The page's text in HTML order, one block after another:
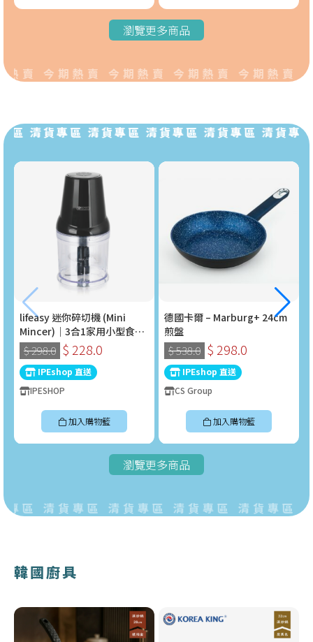
瀏覽更多商品
賣 今期熱賣 今期熱賣 今期熱賣 今期熱賣
區 清貨專區 清貨專區 清貨專區 清貨專區 清貨專
lifeasy 迷你碎切機 (Mini
Mincer)｜3合1家用小型食物
處理器 (400W)
$ 298.0 $ 228.0
IPEshop 直送
IPESHOP
加入購物籃
德國卡爾 – Marburg+ 24cm
煎盤
$ 538.0 $ 298.0
IPEshop 直送
CS Group
加入購物籃
瀏覽更多商品
區 清貨專區 清貨專區 清貨專區 清貨專區
韓國廚具